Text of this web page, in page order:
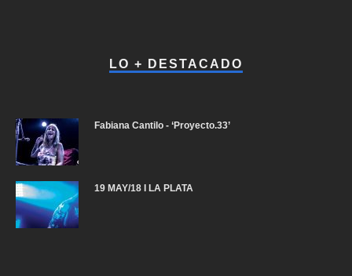
LO + DESTACADO
Fabiana Cantilo - ‘Proyecto.33’
19 MAY/18 I LA PLATA